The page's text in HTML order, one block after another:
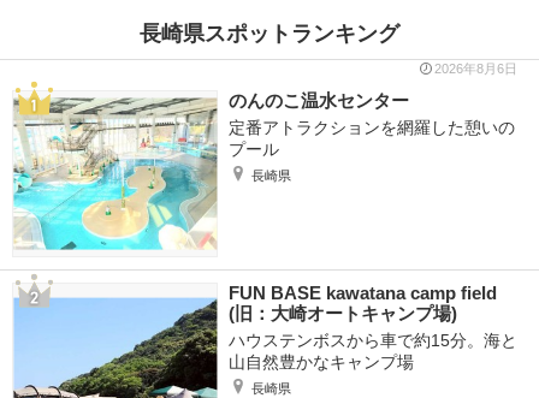
長崎県スポットランキング
2026年8月6日
のんのこ温水センター
定番アトラクションを網羅した憩いの
プール
長崎県
FUN BASE kawatana camp field
(旧：大崎オートキャンプ場)
ハウステンボスから車で約15分。海と
山自然豊かなキャンプ場
長崎県